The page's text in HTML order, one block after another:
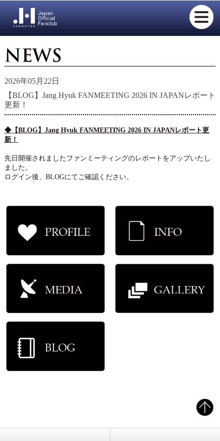
2026年05月22日
【BLOG】Jang Hyuk FANMEETING 2026 IN JAPANレポート
更新！
◆【BLOG】Jang Hyuk FANMEETING 2026 IN JAPANレポート更
新！
先日開催されましたファンミーティングのレポートをアップいたし
ました。
ログイン後、BLOGにてご確認ください。